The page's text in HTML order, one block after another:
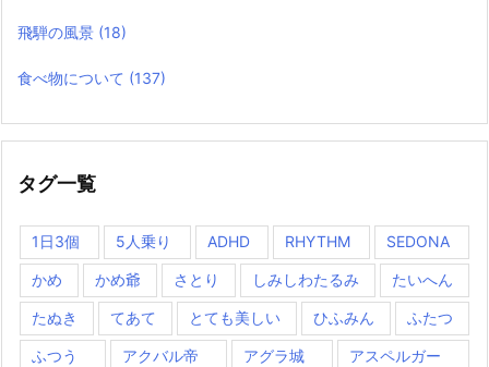
飛騨の風景 (18)
食べ物について (137)
タグ一覧
1日3個 5人乗り ADHD RHYTHM SEDONA
かめ かめ爺 さとり しみしわたるみ たいへん
たぬき てあて とても美しい ひふみん ふたつ
ふつう アクバル帝 アグラ城 アスペルガー